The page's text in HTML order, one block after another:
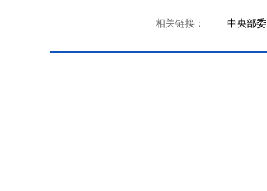
相关链接： 中央部委